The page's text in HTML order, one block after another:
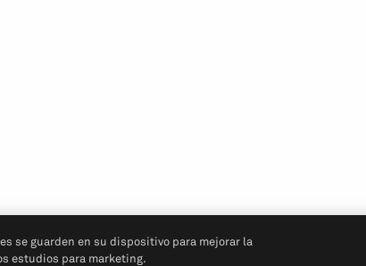
se guarden en su dispositivo para mejorar la
estudios para marketing.